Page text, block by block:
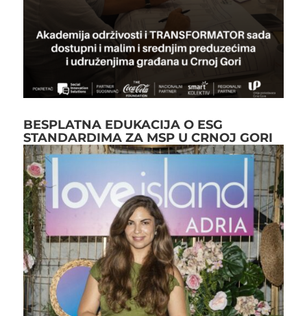
BESPLATNA EDUKACIJA O ESG
STANDARDIMA ZA MSP U CRNOJ GORI